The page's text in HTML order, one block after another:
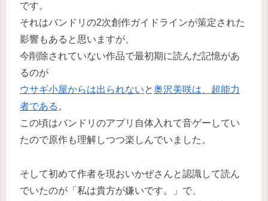
です。
それはバンドリの2次創作ガイドラインが策定された
影響もあると思いますが、
今削除されていない作品で最初期に読んだ記憶があ
るのが
ウサギ小屋からは出られないと奥沢美咲は、超能力
者である 。
この頃はバンドリのアプリ自体入れて音ゲーしてい
たので原作も理解しつつ楽しんでいました。
そして初めて作者を現おいかぜさんと認識して読ん
でいたのが「私は貴方が嫌いです。」で、